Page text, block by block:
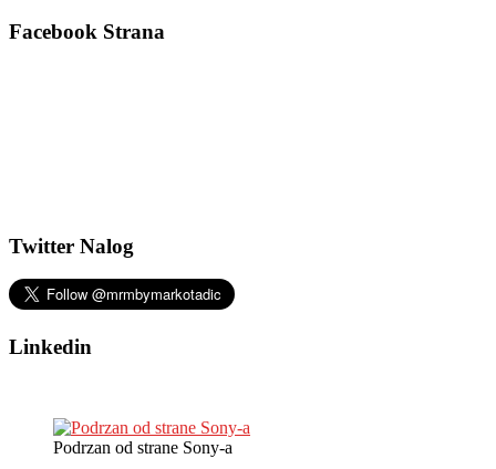
Facebook Strana
Twitter Nalog
Linkedin
Podrzan od strane Sony-a